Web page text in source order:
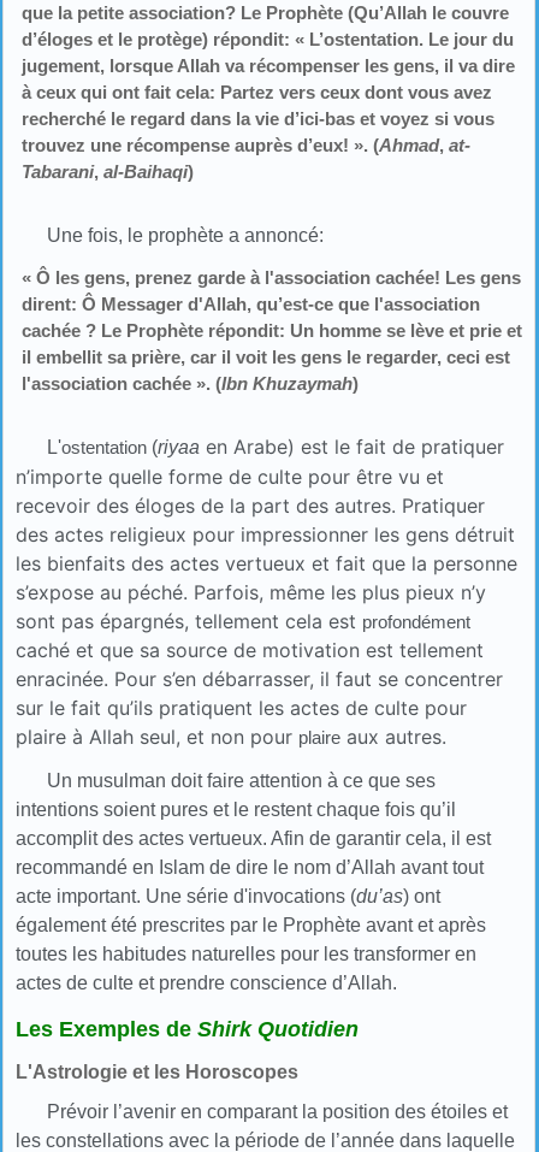
que la petite association? Le Prophète (Qu’Allah le couvre
d’éloges et le protège) répondit: « L’ostentation. Le jour du
jugement, lorsque Allah va récompenser les gens, il va dire
à ceux qui ont fait cela: Partez vers ceux dont vous avez
recherché le regard dans la vie d’ici-bas et voyez si vous
trouvez une récompense auprès d’eux! ». (Ahmad, at-
Tabarani, al-Baihaqi)
Une fois, le prophète a annoncé:
« Ô les gens, prenez garde à l'association cachée! Les gens
dirent: Ô Messager d'Allah, qu’est-ce que l'association
cachée ? Le Prophète répondit: Un homme se lève et prie et
il embellit sa prière, car il voit les gens le regarder, ceci est
l'association cachée ». (Ibn Khuzaymah)
L'ostentation (riyaa en Arabe) est le fait de pratiquer
n’importe quelle forme de culte pour être vu et
recevoir des éloges de la part des autres. Pratiquer
des actes religieux pour impressionner les gens détruit
les bienfaits des actes vertueux et fait que la personne
s’expose au péché. Parfois, même les plus pieux n’y
sont pas épargnés, tellement cela est profondément
caché et que sa source de motivation est tellement
enracinée. Pour s’en débarrasser, il faut se concentrer
sur le fait qu’ils pratiquent les actes de culte pour
plaire à Allah seul, et non pour plaire aux autres.
Un musulman doit faire attention à ce que ses
intentions soient pures et le restent chaque fois qu’il
accomplit des actes vertueux. Afin de garantir cela, il est
recommandé en Islam de dire le nom d’Allah avant tout
acte important. Une série d'invocations (du’as) ont
également été prescrites par le Prophète avant et après
toutes les habitudes naturelles pour les transformer en
actes de culte et prendre conscience d’Allah.
Les Exemples de Shirk Quotidien
L'Astrologie et les Horoscopes
Prévoir l’avenir en comparant la position des étoiles et
les constellations avec la période de l’année dans laquelle